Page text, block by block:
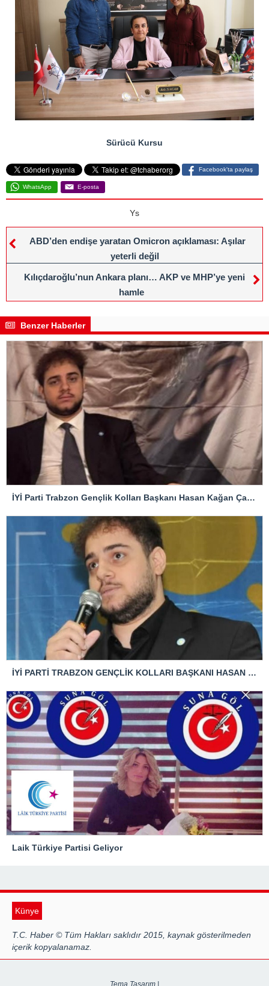
Sürücü Kursu
Facebook'ta paylaş
WhatsApp E-posta
Ys
ABD’den endişe yaratan Omicron açıklaması: Aşılar
yeterli değil
Kılıçdaroğlu’nun Ankara planı… AKP ve MHP’ye yeni
hamle
Benzer Haberler
İYİ Parti Trabzon Gençlik Kolları Başkanı Hasan Kağan Çakıroğlu’ndan Mattia Ahmet Minguzzi Davasına Tepki
İYİ PARTİ TRABZON GENÇLİK KOLLARI BAŞKANI HASAN KAĞAN ÇAKIROĞLU’NDAN TBMM BAŞKANI’NA ÇOK SERT TEPKİ: “ANAYASAL SUÇ İŞLENMİŞTİR!”
Laik Türkiye Partisi Geliyor
Künye
T.C. Haber © Tüm Hakları saklıdır 2015, kaynak gösterilmeden
içerik kopyalanamaz.